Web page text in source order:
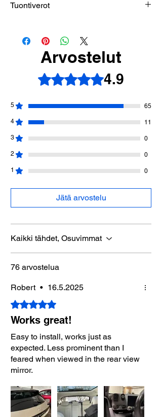
Toimituskulut näkyvät maasi mukaan
toimitus- ja verokäytäntö
Tuontiverot
Arvostelut
Arvostelun tähtimäärä: 4,9/5
4.9
5 65
4 11
3 0
2 0
1 0
Jätä arvostelu
Kaikki tähdet, Osuvimmat
76 arvostelua
Robert • 16.5.2025
Arvostelun tähtimäärä: 5/5
Works great!
Easy to install, works just as
expected. Less prominent than I
feared when viewed in the rear view
mirror.